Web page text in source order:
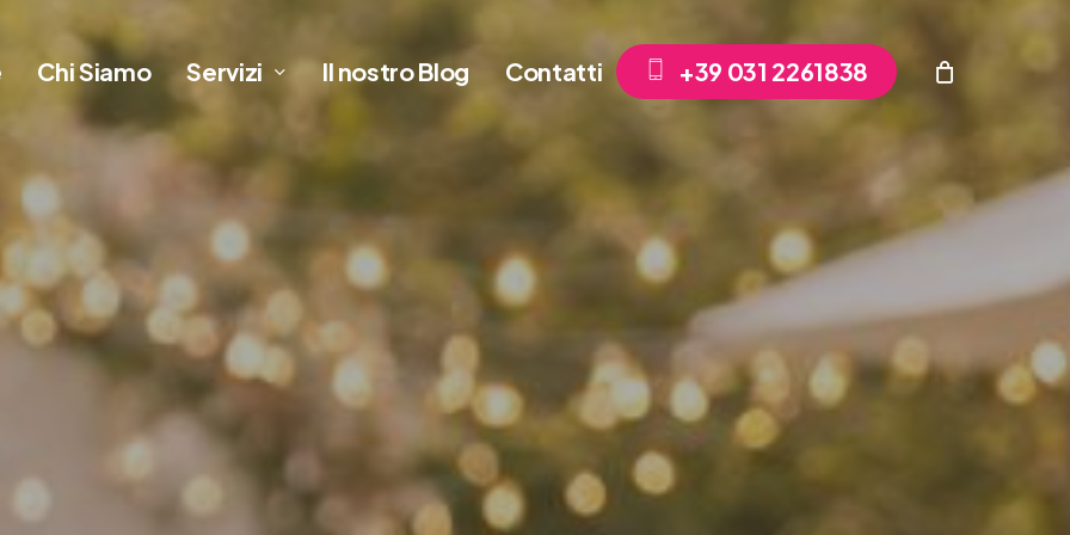
Chi Siamo Servizi Il nostro Blog Contatti +39 031 2261838